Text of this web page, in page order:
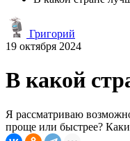
Григорий
19 октября 2024
В какой
Я рассматриваю
проще или быстрее?